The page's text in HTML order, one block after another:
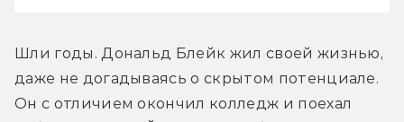
Шли годы. Дональд Блейк жил своей жизнью,
даже не догадываясь о скрытом потенциале.
Он с отличием окончил колледж и поехал